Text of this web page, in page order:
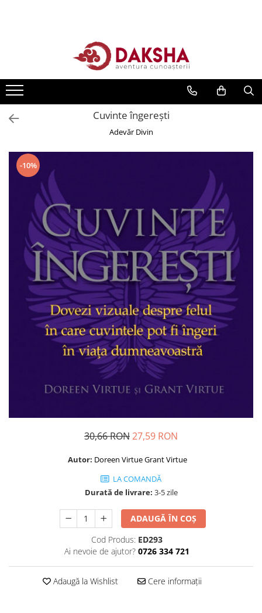
Seria Radu Cinamar
Seria Anton Parks
Seria David Icke
Seria Immanuel Velikovsky
Dezvăluiri
Spiritualitate
Extratereștrii
Transformare spirituală
Psihologie
Dezvoltare personală
Astrologie
Știință
Seria Montauk
Seria Chico Xavier
Seria Helena Blavatsky
Viata după moarte
Cuvinte îngereşti
Adevăr Divin
-10%
30,66 RON27,59 RON
Autor: Doreen VirtueGrant Virtue
LA COMANDĂ
Durată de livrare: 3-5 zile
ADAUGĂ ÎN COȘ
Cod Produs: ED293
Ai nevoie de ajutor? 0726 334 721
Adaugă la Wishlist Cere informații